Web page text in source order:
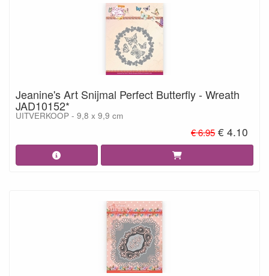
Jeanine's Art Snijmal Perfect Butterfly - Wreath
JAD10152*
UITVERKOOP - 9,8 x 9,9 cm
€ 6.95 € 4.10